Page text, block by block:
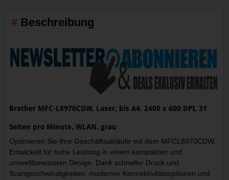
Beschreibung
Brother MFC-L8970CDW, Laser, bis A4, 2400 x 600 DPI, 31
Seiten pro Minute, WLAN, grau
Optimieren Sie Ihre Geschäftsabläufe mit dem MFCL8970CDW.
Entwickelt für hohe Leistung in einem kompakten und
umweltbewussten Design. Dank schneller Druck und
Scangeschwindigkeiten, moderner Konnektivitätsoptionen und